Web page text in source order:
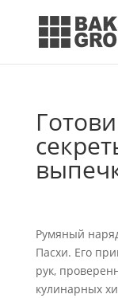
Румяный
Пасхи. Его
рук,
кулинарных